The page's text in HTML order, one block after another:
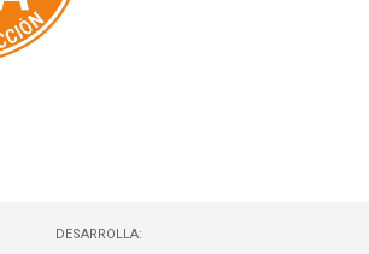
DESARROLLA: